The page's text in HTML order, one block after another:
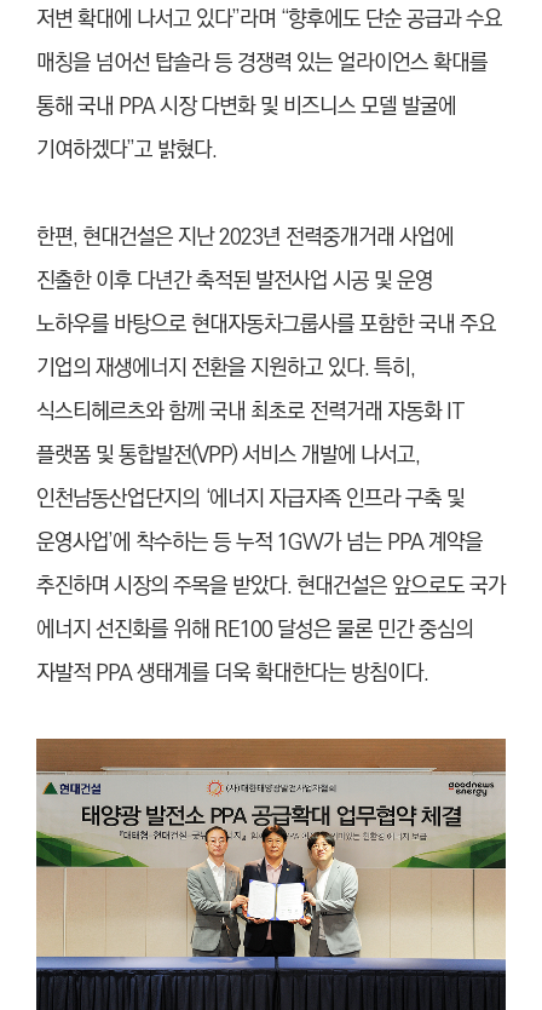
저변 확대에 나서고 있다”라며 “향후에도 단순 공급과 수요
매칭을 넘어선 탑솔라 등 경쟁력 있는 얼라이언스 확대를
통해 국내 PPA 시장 다변화 및 비즈니스 모델 발굴에
기여하겠다”고 밝혔다.
한편, 현대건설은 지난 2023년 전력중개거래 사업에
진출한 이후 다년간 축적된 발전사업 시공 및 운영
노하우를 바탕으로 현대자동차그룹사를 포함한 국내 주요
기업의 재생에너지 전환을 지원하고 있다. 특히,
식스티헤르츠와 함께 국내 최초로 전력거래 자동화 IT
플랫폼 및 통합발전(VPP) 서비스 개발에 나서고,
인천남동산업단지의 ‘에너지 자급자족 인프라 구축 및
운영사업’에 착수하는 등 누적 1GW가 넘는 PPA 계약을
추진하며 시장의 주목을 받았다. 현대건설은 앞으로도 국가
에너지 선진화를 위해 RE100 달성은 물론 민간 중심의
자발적 PPA 생태계를 더욱 확대한다는 방침이다.